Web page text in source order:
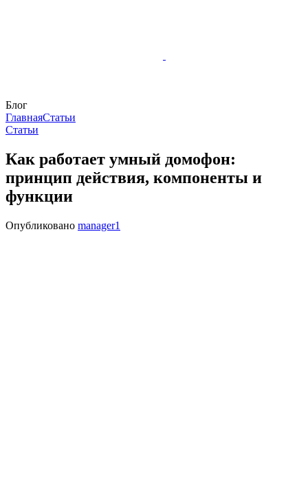
Блог
ГлавнаяСтатьи
Статьи
Как работает умный домофон:
принцип действия, компоненты и
функции
Опубликовано manager1